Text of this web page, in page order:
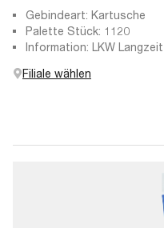
Gebindeart: Kartusche
Palette Stück: 1120
Information: LKW
Filiale wählen